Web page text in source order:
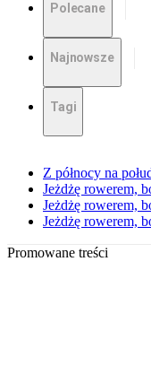
Polecane
Najnowsze
Tagi
Z północy na
Jeżdżę rowerem,
Jeżdżę rowerem,
Jeżdżę rowerem,
Promowane treści